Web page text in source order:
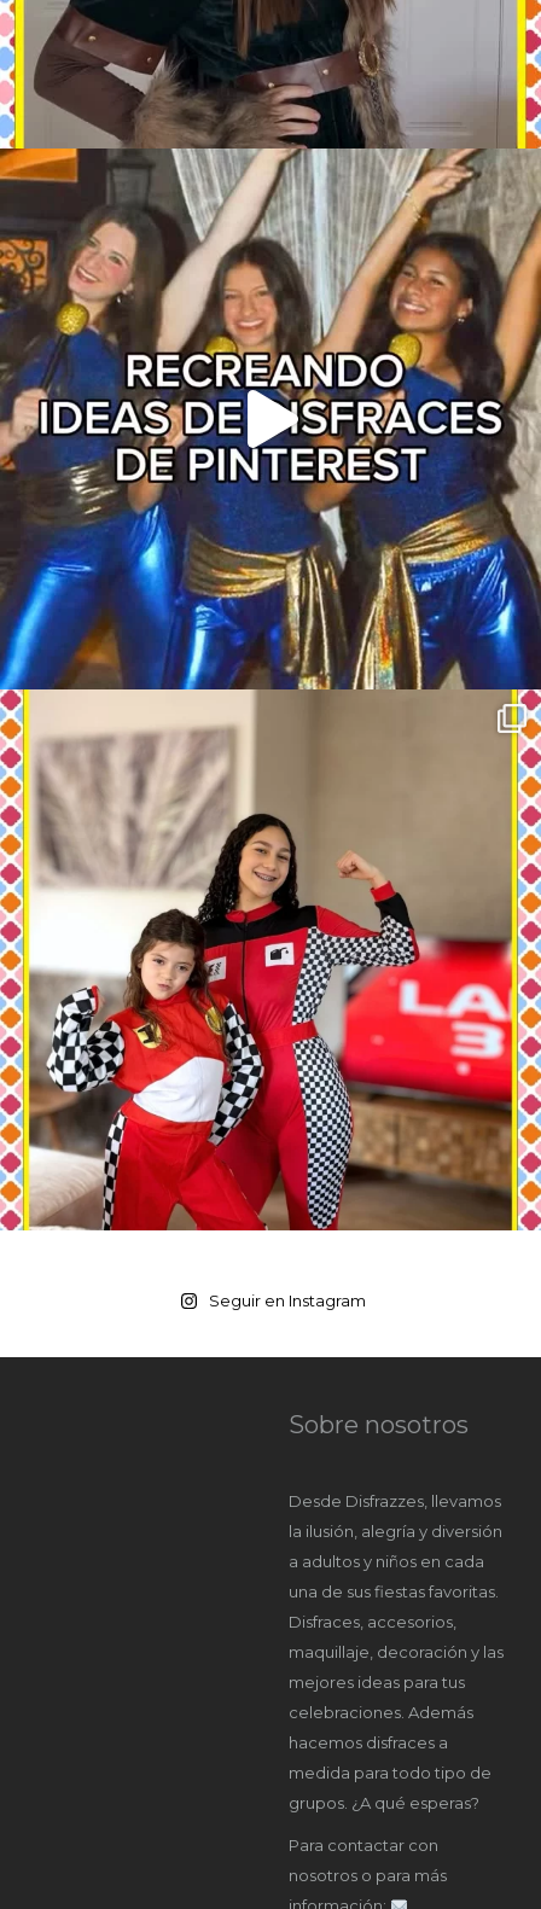
Seguir en Instagram
Sobre nosotros
Desde Disfrazzes, llevamos
la ilusión, alegría y diversión
a adultos y niños en cada
una de sus fiestas favoritas.
Disfraces, accesorios,
maquillaje, decoración y las
mejores ideas para tus
celebraciones. Además
hacemos disfraces a
medida para todo tipo de
grupos. ¿A qué esperas?
Para contactar con
nosotros o para más